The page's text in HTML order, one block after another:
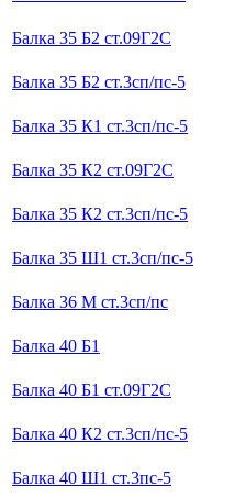
Балка 35 Б2 ст.09Г2С
Балка 35 Б2 ст.3сп/пс-5
Балка 35 К1 ст.3сп/пс-5
Балка 35 К2 ст.09Г2С
Балка 35 К2 ст.3сп/пс-5
Балка 35 Ш1 ст.3сп/пс-5
Балка 36 М ст.3сп/пс
Балка 40 Б1
Балка 40 Б1 ст.09Г2С
Балка 40 К2 ст.3сп/пс-5
Балка 40 Ш1 ст.3пс-5